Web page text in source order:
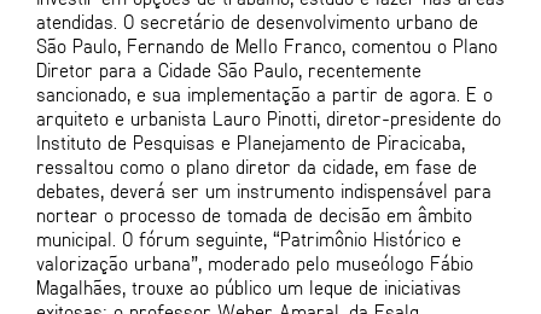
atendidas. O secretário de desenvolvimento urbano de
São Paulo, Fernando de Mello Franco, comentou o Plano
Diretor para a Cidade São Paulo, recentemente
sancionado, e sua implementação a partir de agora. E o
arquiteto e urbanista Lauro Pinotti, diretor-presidente do
Instituto de Pesquisas e Planejamento de Piracicaba,
ressaltou como o plano diretor da cidade, em fase de
debates, deverá ser um instrumento indispensável para
nortear o processo de tomada de decisão em âmbito
municipal. O fórum seguinte, “Patrimônio Histórico e
valorização urbana”, moderado pelo museólogo Fábio
Magalhães, trouxe ao público um leque de iniciativas